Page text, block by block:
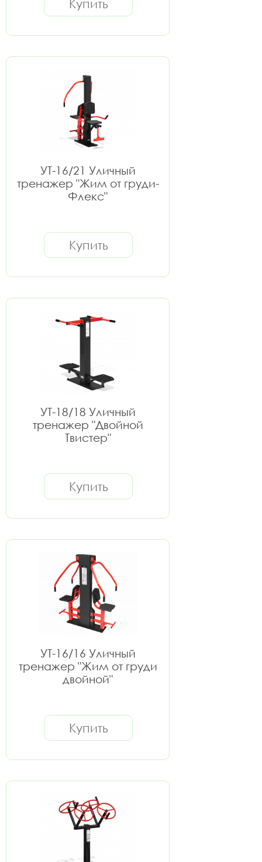
Купить
УТ-16/21 Уличный
тренажер "Жим от груди-
Флекс"
Купить
УТ-18/18 Уличный
тренажер "Двойной
Твистер"
Купить
УТ-16/16 Уличный
тренажер "Жим от груди
двойной"
Купить